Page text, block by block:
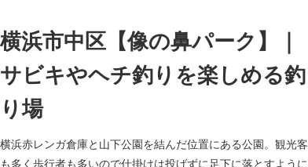
横浜市中区【像の鼻パーク】｜
サビキやヘチ釣りを楽しめる釣
り場
横浜赤レンガ倉庫と山下公園を結んだ位置にある公園。観光客
も多く歩行者も多いので仕掛けは投げずに足下に落とすように